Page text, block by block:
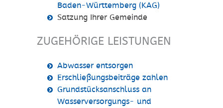
Baden-Württemberg (KAG)
Satzung Ihrer Gemeinde
ZUGEHÖRIGE LEISTUNGEN
Abwasser entsorgen
Erschließungsbeiträge zahlen
Grundstücksanschluss an
Wasserversorgungs- und